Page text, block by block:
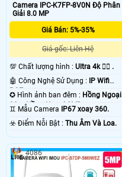
Camera IPC-K7FP-8V0N Độ Phân
Giải 8.0 MP
Giá Bán: 5%-35%
Giá gốc: Liên Hệ
💯 Chất lượng hình : Ultra 4k 👍🏾 .
🤖️ Công Nghệ Sử Dụng :
IP Wifi
POE.
✪ Hình ảnh ban đêm : Hồng Ngoại
30m Hồng Ngoại SMD.
♊ Mẫu Camera
IP67 xoay 360.
️☣️ Điểm Nỗi Bật : Thu Âm Và Loa.
4086